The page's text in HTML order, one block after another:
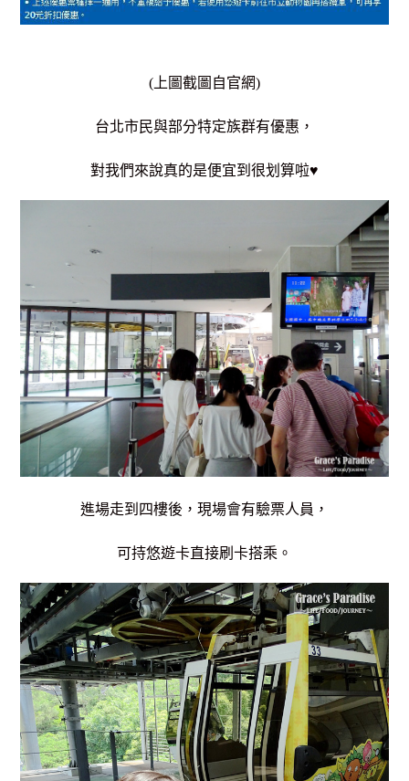
(上圖截圖自官網)
台北市民與部分特定族群有優惠，
對我們來說真的是便宜到很划算啦♥
進場走到四樓後，現場會有驗票人員，
可持悠遊卡直接刷卡搭乘。